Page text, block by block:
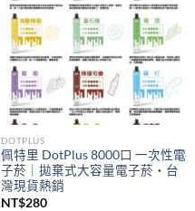
DOTPLUS
佩特里 DotPlus 8000口 一次性電
子菸｜拋棄式大容量電子菸・台
灣現貨熱銷
NT$280